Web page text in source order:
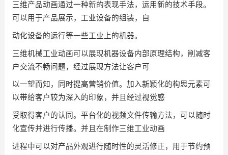
三维产品动画通过一种新的表现手法，运用新的技术手段。
可以用于产品展示，工业设备的组装，自
动化设备的运行等一些工业上的机器。
三维机械工业动画可以展现机器设备内部原理结构，削减客
户交流不畅问题，经过展现方法让客户可
以一望而知，同时提高营销价值。加入新颖化的构思元素可
以带给客户较为深入的印象，并且经过视觉感
受取得客户的认同。平台化的视频文件传输方法，可以随时
化宣传并进行传播。并且在制作三维工业动画
进程中可以对产品外观进行随时性的灵活修正，用于节约预